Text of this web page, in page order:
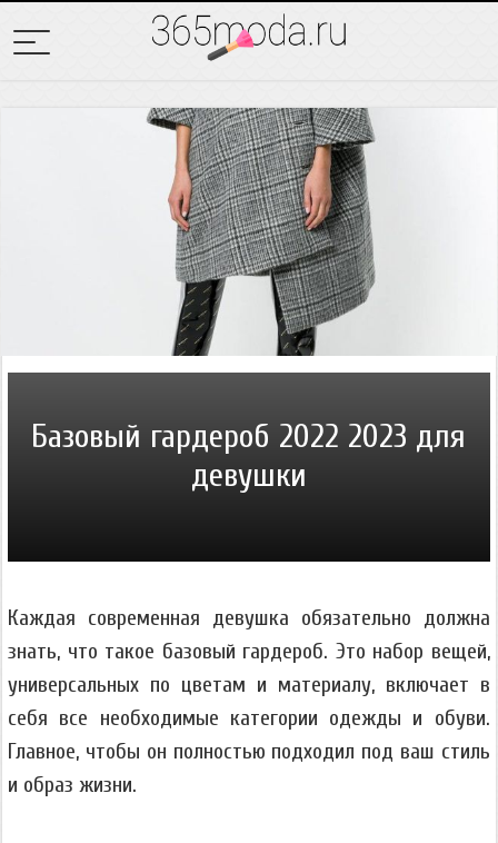
Базовый гардероб 2022 2023 для
девушки
Каждая современная девушка обязательно должна
знать, что такое базовый гардероб. Это набор вещей,
универсальных по цветам и материалу, включает в
себя все необходимые категории одежды и обуви.
Главное, чтобы он полностью подходил под ваш стиль
и образ жизни.